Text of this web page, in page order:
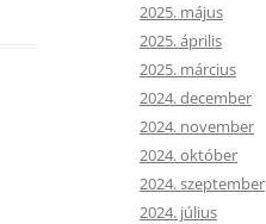
2025. május
2025. április
2025. március
2024. december
2024. november
2024. október
2024. szeptember
2024. július